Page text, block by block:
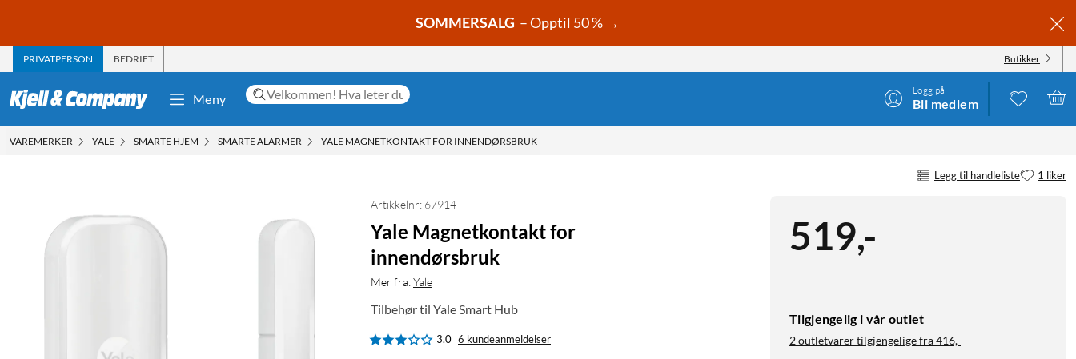
SOMMERSALG – Opptil 50 % →
PRIVATPERSON BEDRIFT Butikker
Meny
Logg på
Bli medlem
VAREMERKER YALE SMARTE HJEM SMARTE ALARMER YALE MAGNETKONTAKT FOR INNENDØRSBRUK
Legg til handleliste 1 liker
519,-
Tilgjengelig i vår outlet
2 outletvarer tilgjengelige fra416,-
Artikkelnr: 67914
Yale Magnetkontakt for
innendørsbruk
Mer fra:Yale
Tilbehør til Yale Smart Hub
3.0 6 kundeanmeldelser